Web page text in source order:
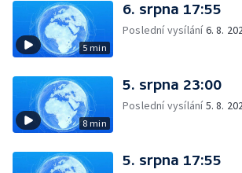
5 min
6. srpna 17:55
Poslední vysílání6. 8.
8 min
5. srpna 23:00
Poslední vysílání5. 8.
5. srpna 17:55